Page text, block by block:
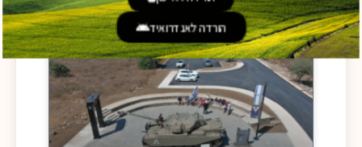
עוד אטרקציותהורדה לאנדרואיד